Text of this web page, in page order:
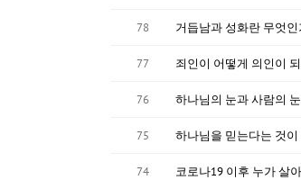
78 거듭남과 성화란 무엇
77 죄인이 어떻게 의인이
76 하나님의 눈과 사람의
75 하나님을 믿는다는 것
74 코로나19 이후 누가 살